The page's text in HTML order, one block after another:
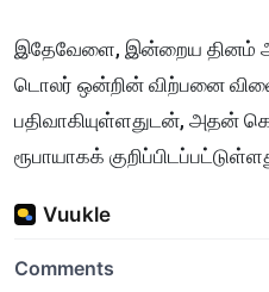
இதேவேளை, இன்றைய தினம்
டொலர் ஒன்றின் விற்பனை
பதிவாகியுள்ளதுடன், அதன்
ரூபாயாகக்